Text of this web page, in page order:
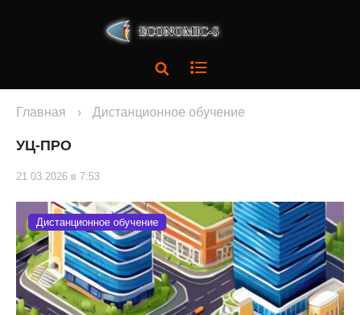
Главная › Дистанционное обучение
УЦ-ПРО
21.03.2026 в 7:53
Дистанционное обучение